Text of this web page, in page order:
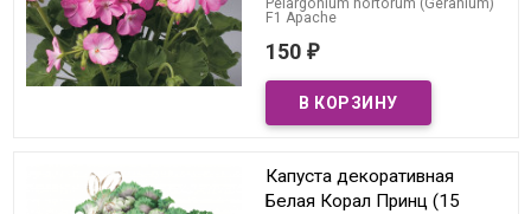
Pelargonium hortorum (Geranium)
F1 Apache
150 ₽
Капуста декоративная
Белая Корал Принц (15